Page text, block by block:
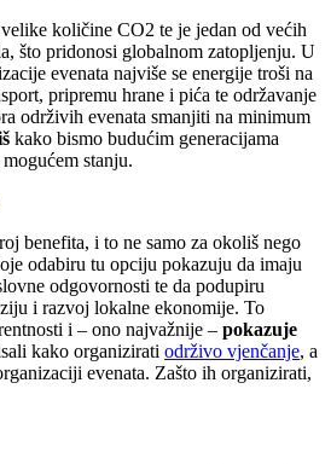
količine CO2 te je jedan od većih
što pridonosi globalnom zatopljenju. U
evenata najviše se energije troši na
pripremu hrane i pića te održavanje
održivih evenata smanjiti na minimum
kako bismo budućim generacijama
stanju.
benefita, i to ne samo za okoliš nego
odabiru tu opciju pokazuju da imaju
odgovornosti te da podupiru
i razvoj lokalne ekonomije. To
i – ono najvažnije – pokazuje
kako organizirati održivo vjenčanje, a
evenata. Zašto ih organizirati,